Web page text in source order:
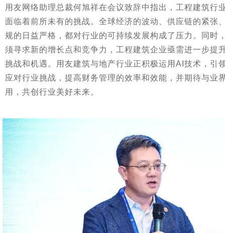
用友网络助理总裁何旭祥在会议致辞中指出，工程建筑行
面临着前所未有的挑战。全球经济的波动、供应链的紧张
规的日益严格，都对行业的可持续发展构成了压力。同时
须寻求新的增长点和竞争力，工程建筑企业亟需进一步提
挑战和机遇。用友建筑与地产行业正积极运用AI技术，引
应对行业挑战，提高财务管理的效率和效能，并期待与业
用，共创行业美好未来。